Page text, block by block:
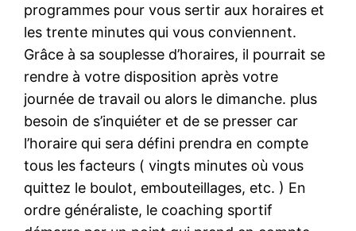
programmes pour vous sertir aux horaires et
les trente minutes qui vous conviennent.
Grâce à sa souplesse d’horaires, il pourrait se
rendre à votre disposition après votre
journée de travail ou alors le dimanche. plus
besoin de s’inquiéter et de se presser car
l’horaire qui sera défini prendra en compte
tous les facteurs ( vingts minutes où vous
quittez le boulot, embouteillages, etc. ) En
ordre généraliste, le coaching sportif